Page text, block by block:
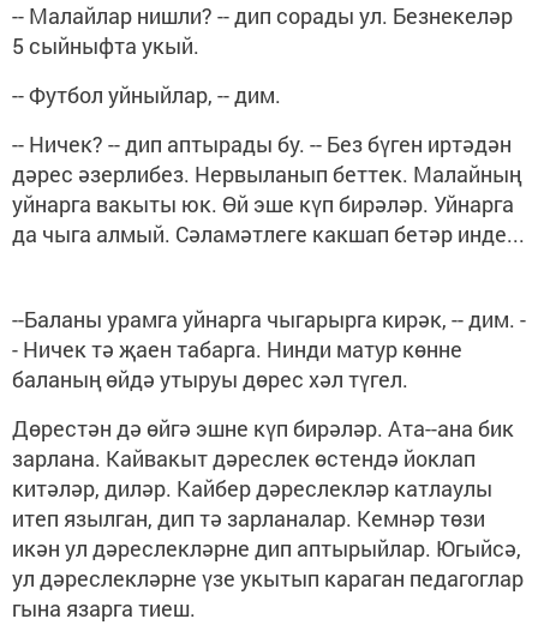
-- Малайлар нишли? -- дип сорады ул. Безнекеләр
5 сыйныфта укый.
-- Футбол уйныйлар, -- дим.
-- Ничек? -- дип аптырады бу. -- Без бүген иртәдән
дәрес әзерлибез. Нервыланып беттек. Малайның
уйнарга вакыты юк. Өй эше күп бирәләр. Уйнарга
да чыга алмый. Сәламәтлеге какшап бетәр инде...
--Баланы урамга уйнарга чыгарырга кирәк, -- дим. -
- Ничек тә җаен табарга. Нинди матур көнне
баланың өйдә утыруы дөрес хәл түгел.
Дөрестән дә өйгә эшне күп бирәләр. Ата--ана бик
зарлана. Кайвакыт дәреслек өстендә йоклап
китәләр, диләр. Кайбер дәреслекләр катлаулы
итеп язылган, дип тә зарланалар. Кемнәр төзи
икән ул дәреслекләрне дип аптырыйлар. Югыйсә,
ул дәреслекләрне үзе укытып караган педагоглар
гына язарга тиеш.